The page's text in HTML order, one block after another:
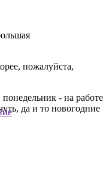
пожалуйста,
- на работе
да и то новогодние